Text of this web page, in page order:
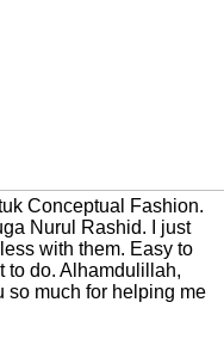
Conceptual Fashion.
Nurul Rashid. I just
with them. Easy to
to do. Alhamdulillah,
so much for helping me